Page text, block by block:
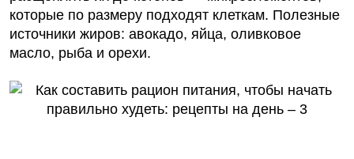
которые по размеру подходят клеткам. Полезные
источники жиров: авокадо, яйца, оливковое
масло, рыба и орехи.